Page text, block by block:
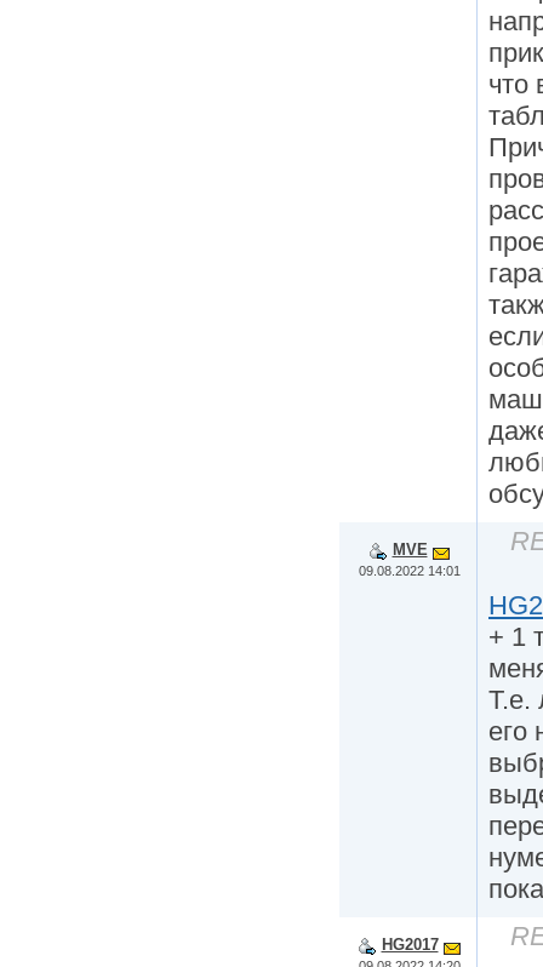
что
MVE
09.08.2022 14:01
+ 1
Т.е.
его
HG2017